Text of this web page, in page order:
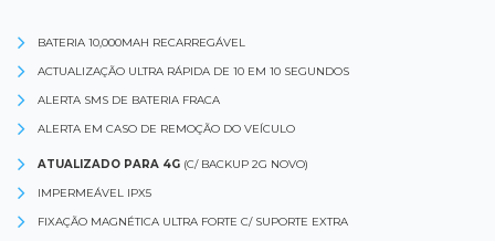
BATERIA 10,000MAH RECARREGÁVEL
ACTUALIZAÇÃO ULTRA RÁPIDA DE 10 EM 10 SEGUNDOS
ALERTA SMS DE BATERIA FRACA
ALERTA EM CASO DE REMOÇÃO DO VEÍCULO
ATUALIZADO PARA 4G (C/ BACKUP 2G NOVO)
IMPERMEÁVEL IPX5
FIXAÇÃO MAGNÉTICA ULTRA FORTE C/ SUPORTE EXTRA